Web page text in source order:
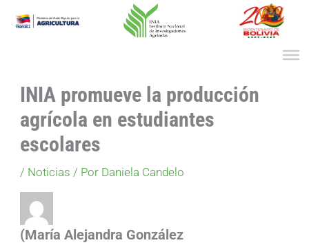
INIA promueve la producción
agrícola en estudiantes
escolares
/ Noticias / Por Daniela Candelo
(María Alejandra González